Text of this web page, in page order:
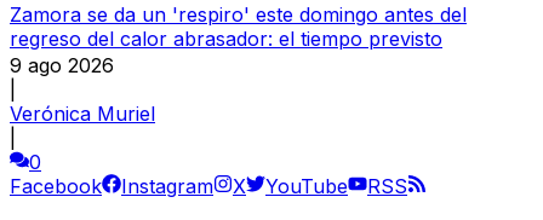
Zamora se da un 'respiro' este domingo antes del
regreso del calor abrasador: el tiempo previsto
9 ago 2026
Verónica Muriel
0
Facebook
Instagram X YouTube
RSS